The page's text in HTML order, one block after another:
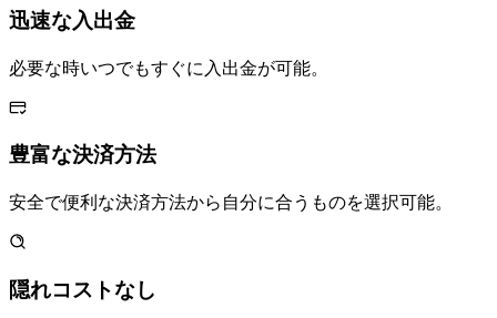
迅速な入出金
必要な時いつでもすぐに 入出金が可能。
豊富な決済方法
安全で便利な決済方法から 自分に合う ものを選択可能。
隠れコストなし